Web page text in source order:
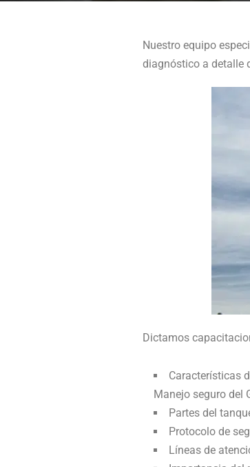
Nuestro equipo
diagnóstico a detalle
Dictamos
Características
Manejo seguro del
Partes del
Protocolo de
Líneas de